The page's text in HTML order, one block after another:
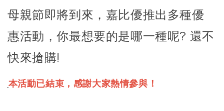
母親節即將到來，嘉比優推出多種優
惠活動，你最想要的是哪一種呢? 還不
快來搶購!
本活動已結束，感謝大家熱情參與！